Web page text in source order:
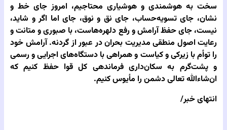
سخت به هوشمندی و هوشیاری محتاجیم، امروز جای خط‌ و
نشان، جای تسویه‌حساب، جای نق و نوق، جای اما اگر و شاید،
نیست، جای حفظ آرامش و رفع دلهره‌هاست، با صبوری و متانت و
رعایت اصول منطقی مدیریت بحران در عبور از گردنه. آرامش خود
را توأم با زیرکی و کیاست و همراهی با دستگاه‌های اجرایی و رسمی
و پشت‌گرم به سکان‌داری فرماندهی کل قوا حفظ کنیم که
ان‌شاءالله تعالی دشمن را مأیوس کنیم.
انتهای خبر/